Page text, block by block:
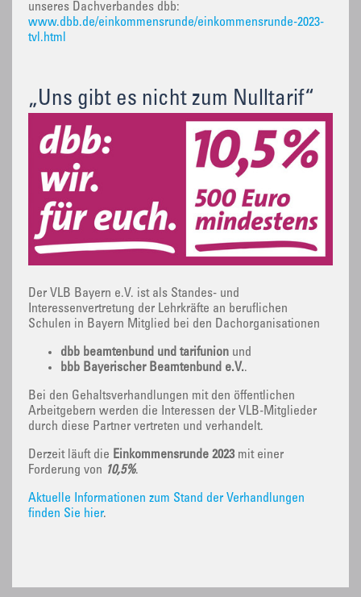
unseres Dachverbandes dbb:
www.dbb.de/einkommensrunde/einkommensrunde-2023-
tvl.html
„Uns gibt es nicht zum Nulltarif“
Der VLB Bayern e.V. ist als Standes- und
Interessenvertretung der Lehrkräfte an beruflichen
Schulen in Bayern Mitglied bei den Dachorganisationen
dbb beamtenbund und tarifunion und
bbb Bayerischer Beamtenbund e.V..
Bei den Gehaltsverhandlungen mit den öffentlichen
Arbeitgebern werden die Interessen der VLB-Mitglieder
durch diese Partner vertreten und verhandelt.
Derzeit läuft die Einkommensrunde 2023mit einer
Forderung von 10,5%.
Aktuelle Informationen zum Stand der Verhandlungen
finden Sie hier.